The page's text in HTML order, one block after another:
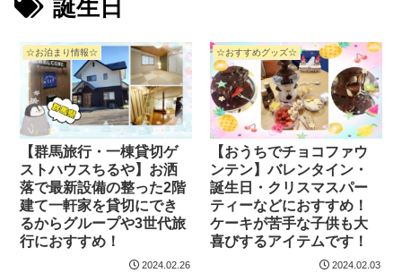
誕生日
☆お泊まり情報☆
【群馬旅行・一棟貸切ゲ
ストハウスちるや】お洒
落で最新設備の整った2階
建て一軒家を貸切にでき
るからグループや3世代旅
行におすすめ！
2024.02.26
☆おすすめグッズ☆
【おうちでチョコファウ
ンテン】バレンタイン・
誕生日・クリスマスパー
ティーなどにおすすめ！
ケーキが苦手な子供も大
喜びするアイテムです！
2024.02.03